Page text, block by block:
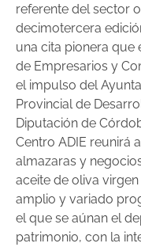
referente del sector
decimotercera
una cita pionera que
de Empresarios y
el impulso del
Provincial de
Diputación de
Centro ADIE reunirá
almazaras y
aceite de oliva
amplio y variado
el que se aúnan el
patrimonio, con la